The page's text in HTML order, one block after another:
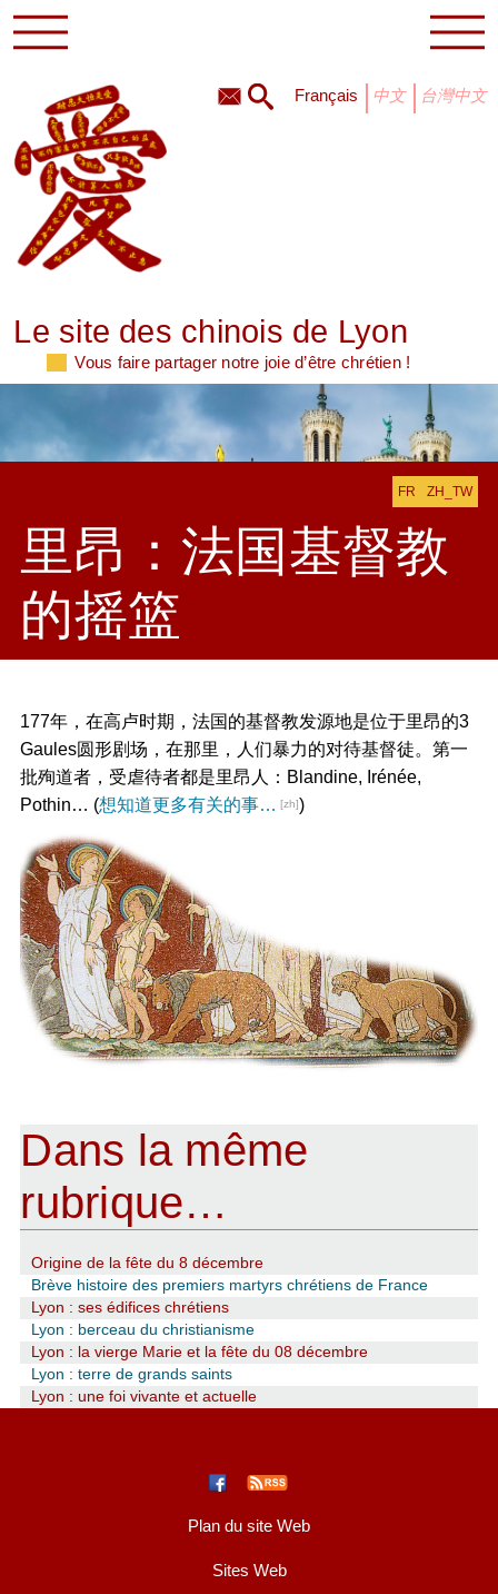
français 中文 台灣中文
Le site des chinois de Lyon
Vous faire partager notre joie d’être chrétien !
FR ZH_TW
里昂：法国基督教
的摇篮
177年，在高卢时期，法国的基督教发源地是位于里昂的3
Gaules圆形剧场，在那里，人们暴力的对待基督徒。第一
批殉道者，受虐待者都是里昂人：Blandine, Irénée,
Pothin… (想知道更多有关的事… )
Dans la même
rubrique…
Origine de la fête du 8 décembre
Brève histoire des premiers martyrs chrétiens de France
Lyon : ses édifices chrétiens
Lyon : berceau du christianisme
Lyon : la vierge Marie et la fête du 08 décembre
Lyon : terre de grands saints
Lyon : une foi vivante et actuelle
Plan du site Web
Sites Web